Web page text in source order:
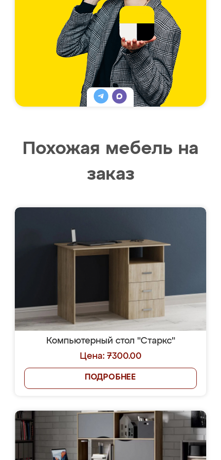
Похожая мебель на
заказ
Компьютерный стол "Старкс"
Цена: 7300.00
ПОДРОБНЕЕ